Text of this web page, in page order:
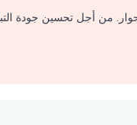
من أجل تحسين جودة